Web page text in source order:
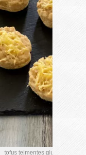
tofus tejmentes gluténmentes